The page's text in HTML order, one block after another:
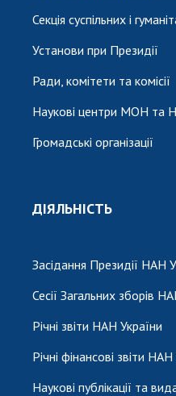
Секція суспільних і
Установи при Президії
Ради, комітети та комісії
Наукові центри МОН та
Громадські організації
ДІЯЛЬНІСТЬ
Засідання Президії НАН
Сесії Загальних зборів
Річні звіти НАН України
Річні фінансові звіти
Наукові публікації та